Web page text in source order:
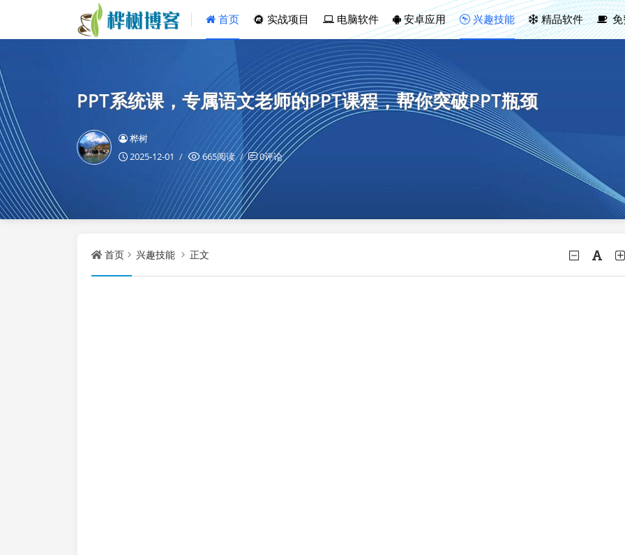
首页 实战项目 电脑软件 安卓应用 兴趣技能 精品软件 免
PPT系统课，专属语文老师的PPT课程，帮你突破PPT瓶颈
桦树
2025-12-01
665阅读 0评论
首页 兴趣技能 正文